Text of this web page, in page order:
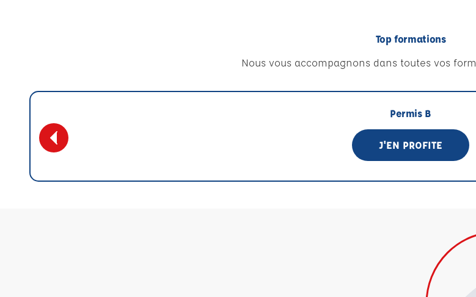
Top formations
Nous vous accompagnons dans toutes vos
Permis B
J'EN PROFITE